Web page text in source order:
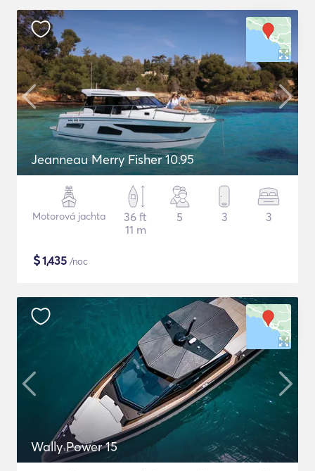
Jeanneau Merry Fisher 10.95
Motorová jachta
36 ft
11 m
5 3 3
$1,435 /noc
Wally Power 15